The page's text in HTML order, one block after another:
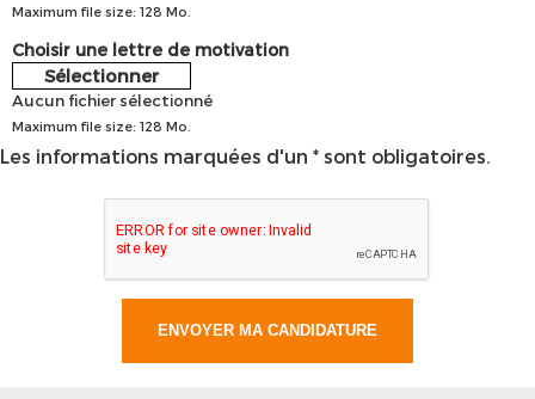
Maximum file size: 128 Mo.
Choisir une lettre de motivation
Sélectionner
Aucun fichier sélectionné
Maximum file size: 128 Mo.
Les informations marquées d'un * sont obligatoires.